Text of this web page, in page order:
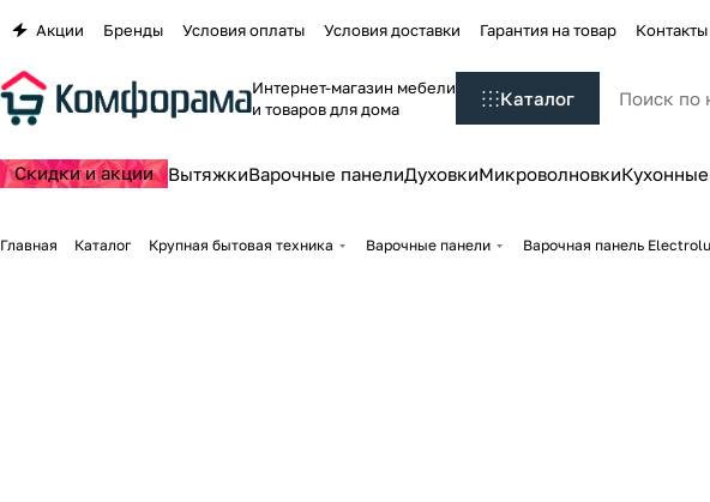
Акции Бренды Условия оплаты Условия доставки Гарантия на товар Контакты
Интернет-магазин мебели
и товаров для дома
Каталог
Скидки и акции ВытяжкиВарочные панелиДуховкиМикроволновки
Главная Каталог Крупная бытовая техника Варочные панели Варочная панель